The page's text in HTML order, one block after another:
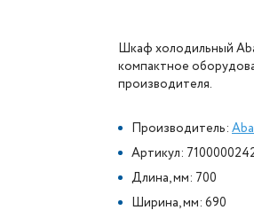
Шкаф холодильный
компактное
производителя.
Производитель:
Артикул:
Длина, мм: 700
Ширина, мм: 690